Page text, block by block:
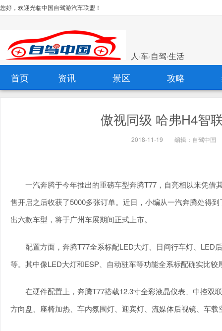
您好，欢迎光临中国自驾游汽车联盟！
人·车·自驾·生活
首页 资讯 景区 攻略
傲视同级 哈弗H4智
2018-11-19 编辑：自驾中国
一汽奔腾于今年推出的重磅车型奔腾T77，自亮相以来凭
售开启之后收获了5000多张订单。近日，小编从一汽奔腾处得
出六款车型，将于广州车展期间正式上市。
配置方面，奔腾T77全系标配LED大灯、日间行车灯、LED
等。其中像LED大灯和ESP、自动驻车等功能全系标配确实比较
在硬件配置上，奔腾T77搭载12.3寸全彩液晶仪表、中控双
方向盘、座椅加热、车内氛围灯、迎宾灯、流媒体后视镜、车